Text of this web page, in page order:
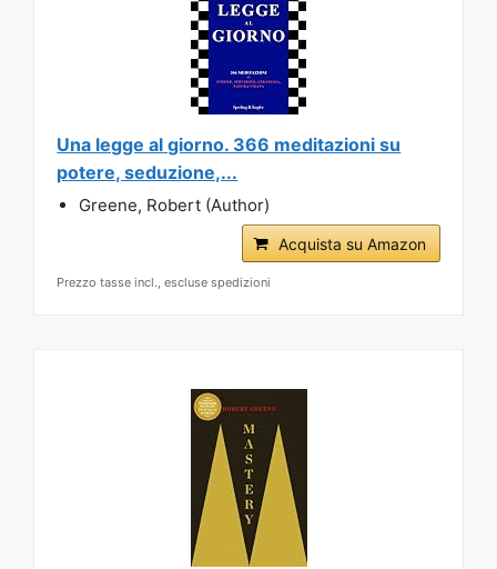
Una legge al giorno. 366 meditazioni su
potere, seduzione,...
Greene, Robert (Author)
Acquista su Amazon
Prezzo tasse incl., escluse spedizioni